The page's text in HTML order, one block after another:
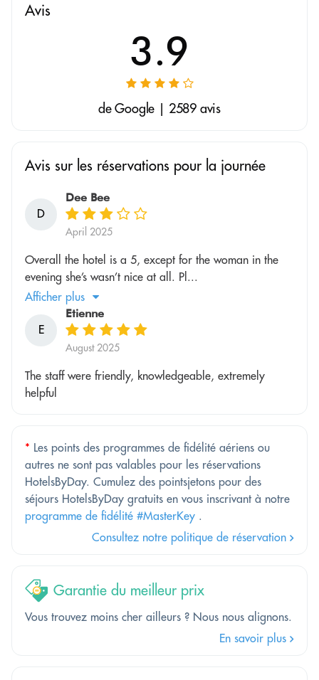
Avis
3.9
de Google | 2589 avis
Avis sur les réservations pour la journée
D
Dee Bee
April 2025
Overall the hotel is a 5, except for the woman in the
evening she’s wasn’t nice at all. Pl...
Afficher plus
E
Etienne
August 2025
The staff were friendly, knowledgeable, extremely
helpful
* Les points des programmes de fidélité aériens ou
autres ne sont pas valables pour les réservations
HotelsByDay. Cumulez des pointsjetons pour des
séjours HotelsByDay gratuits en vous inscrivant à notre
programme de fidélité #MasterKey .
Consultez notre politique de réservation
Garantie du meilleur prix
Vous trouvez moins cher ailleurs ? Nous nous alignons.
En savoir plus